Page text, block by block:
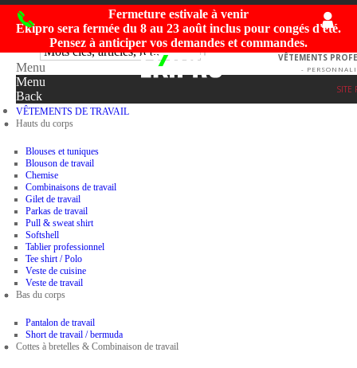
Fermeture estivale à venir
Ekipro sera fermée du 8 au 23 août inclus pour congés d'été.
Pensez à anticiper vos demandes et commandes.
VÊTEMENTS
-
SITE
Menu
Menu
Back
VÊTEMENTS DE TRAVAIL
Hauts du corps
Blouses et tuniques
Blouson de travail
Chemise
Combinaisons de travail
Gilet de travail
Parkas de travail
Pull & sweat shirt
Softshell
Tablier professionnel
Tee shirt / Polo
Veste de cuisine
Veste de travail
Bas du corps
Pantalon de travail
Short de travail / bermuda
Cottes à bretelles & Combinaison de travail